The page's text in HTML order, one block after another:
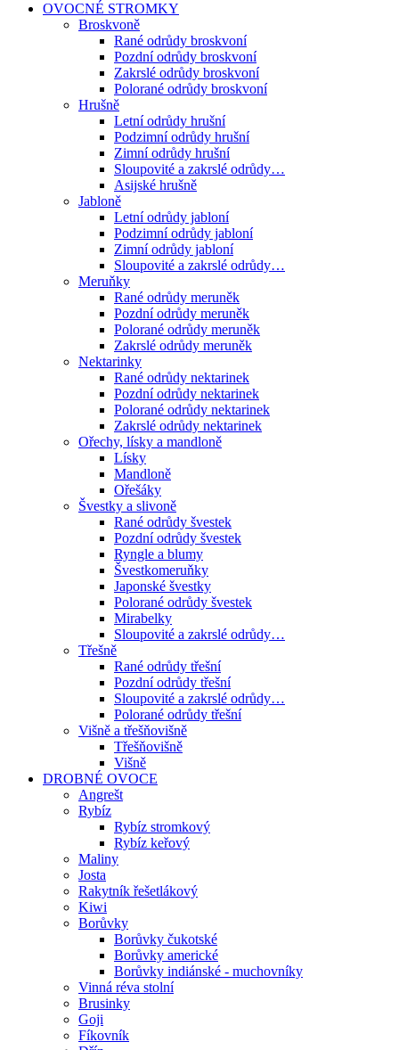
OVOCNÉ STROMKY
Broskvoně
Rané odrůdy broskvoní
Pozdní odrůdy broskvoní
Zakrslé odrůdy broskvoní
Polorané odrůdy broskvoní
Hrušně
Letní odrůdy hrušní
Podzimní odrůdy hrušní
Zimní odrůdy hrušní
Sloupovité a zakrslé odrůdy…
Asijské hrušně
Jabloně
Letní odrůdy jabloní
Podzimní odrůdy jabloní
Zimní odrůdy jabloní
Sloupovité a zakrslé odrůdy…
Meruňky
Rané odrůdy meruněk
Pozdní odrůdy meruněk
Polorané odrůdy meruněk
Zakrslé odrůdy meruněk
Nektarinky
Rané odrůdy nektarinek
Pozdní odrůdy nektarinek
Polorané odrůdy nektarinek
Zakrslé odrůdy nektarinek
Ořechy, lísky a mandloně
Lísky
Mandloně
Ořešáky
Švestky a slivoně
Rané odrůdy švestek
Pozdní odrůdy švestek
Ryngle a blumy
Švestkomeruňky
Japonské švestky
Polorané odrůdy švestek
Mirabelky
Sloupovité a zakrslé odrůdy…
Třešně
Rané odrůdy třešní
Pozdní odrůdy třešní
Sloupovité a zakrslé odrůdy…
Polorané odrůdy třešní
Višně a třešňovišně
Třešňovišně
Višně
DROBNÉ OVOCE
Angrešt
Rybíz
Rybíz stromkový
Rybíz keřový
Maliny
Josta
Rakytník řešetlákový
Kiwi
Borůvky
Borůvky čukotské
Borůvky americké
Borůvky indiánské - muchovníky
Vinná réva stolní
Brusinky
Goji
Fíkovník